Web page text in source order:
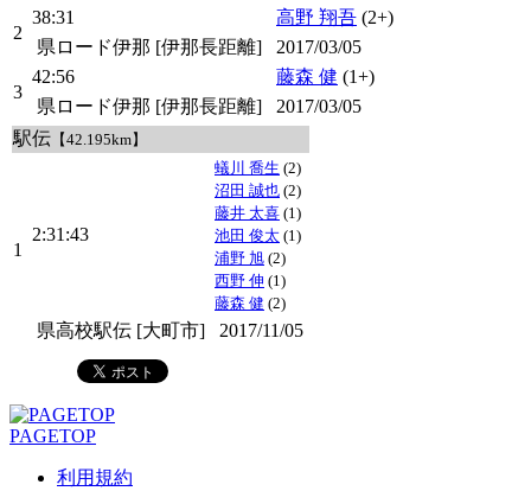
2
38:31 高野 翔吾 (2+)
県ロード伊那 [伊那長距離]
2017/03/05
3
42:56 藤森 健 (1+)
県ロード伊那 [伊那長距離]
2017/03/05
駅伝 【42.195km】
1
2:31:43
蟻川 喬生 (2)
沼田 誠也 (2)
藤井 太喜 (1)
池田 俊太 (1)
浦野 旭 (2)
西野 伸 (1)
藤森 健 (2)
県高校駅伝 [大町市] 2017/11/05
PAGETOP
利用規約